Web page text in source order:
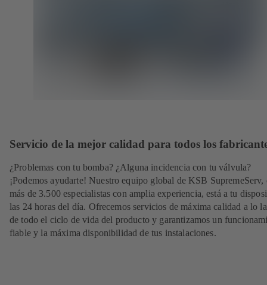
Servicio de la mejor calidad para todos los
¿Problemas con tu bomba? ¿Alguna incidencia con tu válvula?
¡Podemos ayudarte! Nuestro equipo global de KSB SupremeServ,
más de 3.500 especialistas con amplia experiencia, está a tu
las 24 horas del día. Ofrecemos servicios de máxima calidad a lo
de todo el ciclo de vida del producto y garantizamos un
fiable y la máxima disponibilidad de tus instalaciones.